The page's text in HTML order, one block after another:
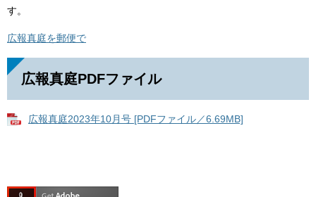
す。
広報真庭を郵便で
広報真庭PDFファイル
広報真庭2023年10月号 [PDFファイル／6.69MB]